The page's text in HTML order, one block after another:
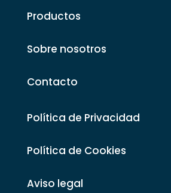
Productos
Sobre nosotros
Contacto
Política de Privacidad
Política de Cookies
Aviso legal